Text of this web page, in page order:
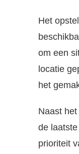
Het
om een
locatie
het
Naast
de
prioriteit